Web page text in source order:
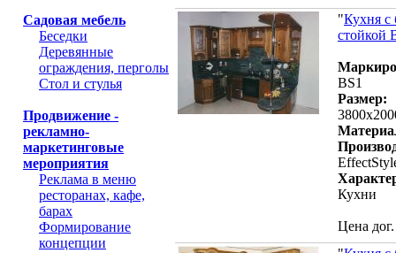
Садовая мебель
Беседки
Деревянные
ограждения, перголы
Стол и стулья
Продвижение -
рекламно-
маркетинговые
мероприятия
Реклама в меню
ресторанах, кафе,
барах
Формирование
концепции
"Кухня с
стойкой
BS1
Размер:
Кухни
Цена дог.